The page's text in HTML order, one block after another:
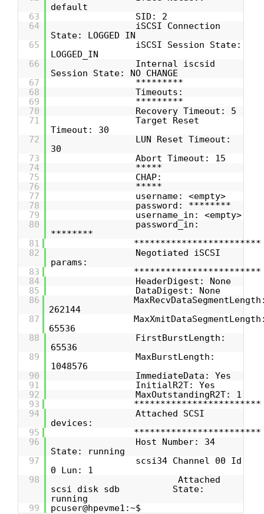
default
63
SID: 2
64
iSCSI Connection
State: LOGGED IN
65
iSCSI Session State:
LOGGED_IN
66
Internal iscsid
Session State: NO CHANGE
67
*********
68
Timeouts:
69
*********
70
Recovery Timeout: 5
71
Target Reset
Timeout: 30
72
LUN Reset Timeout:
30
73
Abort Timeout: 15
74
*****
75
CHAP:
76
*****
77
username: <empty>
78
password: ********
79
username_in: <empty>
80
password_in:
********
81
************************
82
Negotiated iSCSI
params:
83
************************
84
HeaderDigest: None
85
DataDigest: None
86
262144
87
65536
88
FirstBurstLength:
65536
89
MaxBurstLength:
1048576
90
ImmediateData: Yes
91
InitialR2T: Yes
92
MaxOutstandingR2T: 1
93
************************
94
Attached SCSI
devices:
95
************************
96
Host Number: 34
State: running
97
scsi34 Channel 00 Id
0 Lun: 1
98
Attached
scsi disk sdb State:
running
99
pcuser@hpevme1:~$